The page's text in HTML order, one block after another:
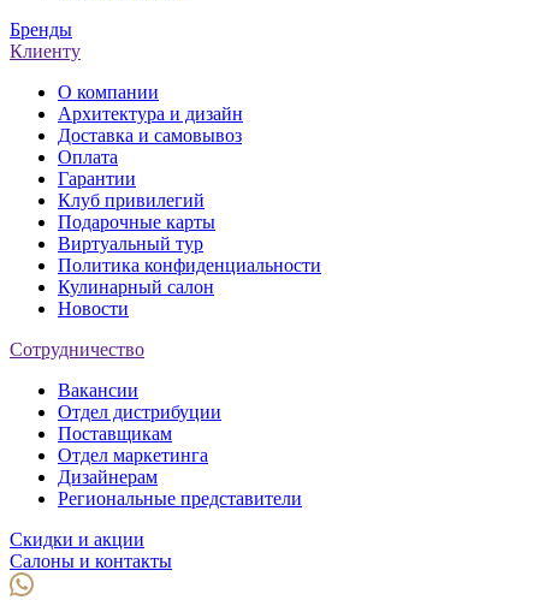
Бренды
Клиенту
О компании
Архитектура и дизайн
Доставка и самовывоз
Оплата
Гарантии
Клуб привилегий
Подарочные карты
Виртуальный тур
Политика конфиденциальности
Кулинарный салон
Новости
Сотрудничество
Вакансии
Отдел дистрибуции
Поставщикам
Отдел маркетинга
Дизайнерам
Региональные представители
Скидки и акции
Салоны и контакты